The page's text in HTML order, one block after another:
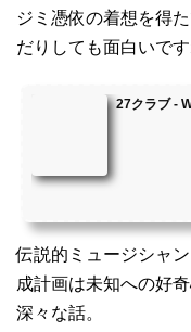
ジミ憑依の着想を得
だりしても面白いです
27クラブ -
伝説的ミュージシャ
成計画は未知への好
深々な話。